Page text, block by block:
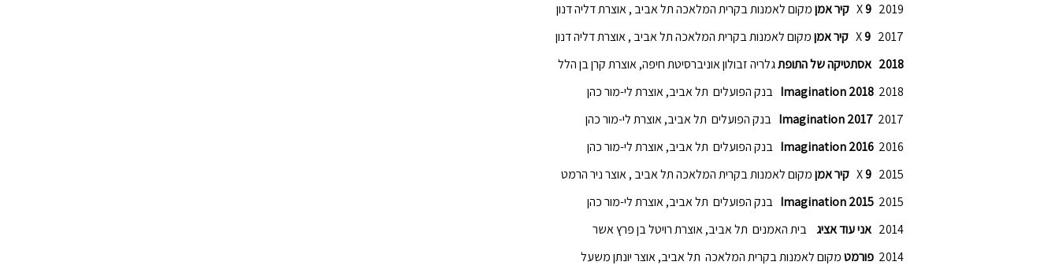
2019
9
X קיר אמןמקום לאמנות בקרית המלאכה תל אביב , אוצרת דליה דנון
2017
9
X קיר אמןמקום לאמנות בקרית המלאכה תל אביב , אוצרת דליה דנון
2018 אסתטיקה של התופתגלריה זבולון אוניברסיטת חיפה, אוצרת קרן ‏בן ‏הלל
2018
Imagination 2018 בנק הפועלים תל אביב, אוצרת לי-מור כהן
2017
Imagination 2017 בנק הפועלים תל אביב, אוצרת לי-מור כהן
2016
Imagination 2016 בנק הפועלים תל אביב, אוצרת לי-מור כהן
2015
9
X קיר אמןמקום לאמנות בקרית המלאכה תל אביב , אוצר ניר הרמט
2015
Imagination 2015 בנק הפועלים תל אביב, אוצרת לי-מור כהן
2014 אני עוד אציג
בית האמנים תל אביב, אוצרת רויטל בן פרץ אשר
2014 פורמטמקום לאמנות בקרית המלאכה תל אביב, אוצר יונתן משעל